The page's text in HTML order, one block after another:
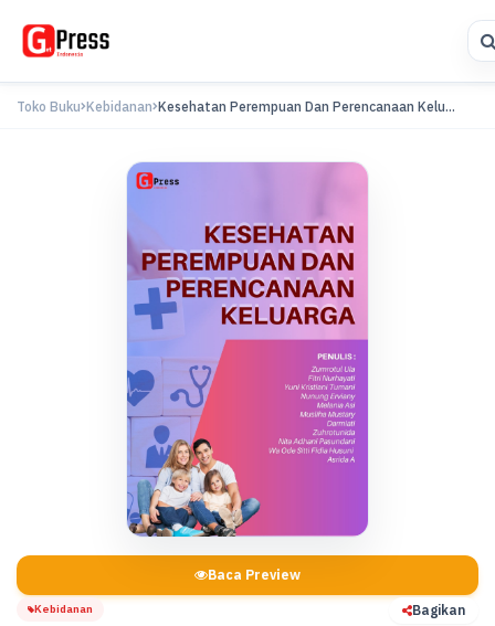
Toko Buku Kebidanan Kesehatan Perempuan Dan Perencanaan Kelu...
Baca Preview
Kebidanan Bagikan